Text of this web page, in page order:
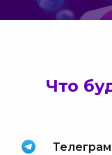
Что
Телеграм